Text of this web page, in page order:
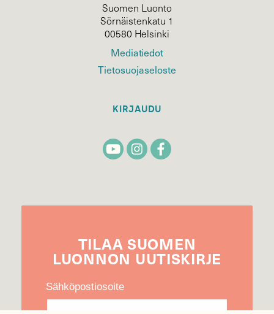
Suomen Luonto
Sörnäistenkatu 1
00580 Helsinki
Mediatiedot
Tietosuojaseloste
KIRJAUDU
TILAA SUOMEN
LUONNON UUTIS­KIRJE
Sähköpostiosoite